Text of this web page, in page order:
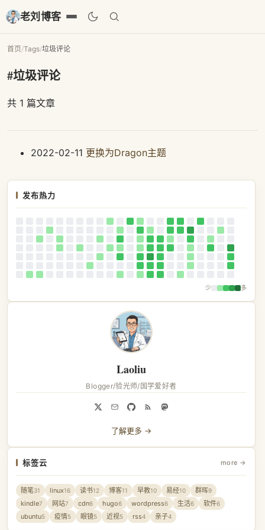
老刘博客
首页/Tags/垃圾评论
#垃圾评论
共 1 篇文章
2022-02-11 更换为Dragon主题
发布热力
少 多
Laoliu
Blogger/验光师/国学爱好者
了解更多 →
标签云 more →
随笔31 linux16 读书12 博客11 早教10 易经10 群晖9
kindle7 网站7 cdn6 hugo6 wordpress6 生活6 软件6
ubuntu5 疫情5 眼镜5 近视5 rss4 亲子4